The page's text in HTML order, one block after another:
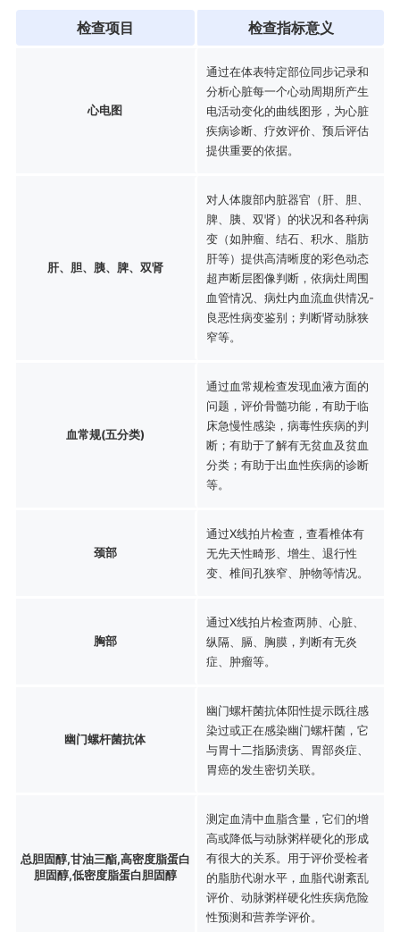
检查项目 检查指标意义
心电图
通过在体表特定部位同步记录和
分析心脏每一个心动周期所产生
电活动变化的曲线图形，为心脏
疾病诊断、疗效评价、预后评估
提供重要的依据。
肝、胆、胰、脾、双肾
对人体腹部内脏器官（肝、胆、
脾、胰、双肾）的状况和各种病
变（如肿瘤、结石、积水、脂肪
肝等）提供高清晰度的彩色动态
超声断层图像判断，依病灶周围
血管情况、病灶内血流血供情况-
良恶性病变鉴别；判断肾动脉狭
窄等。
血常规(五分类)
通过血常规检查发现血液方面的
问题，评价骨髓功能，有助于临
床急慢性感染，病毒性疾病的判
断；有助于了解有无贫血及贫血
分类；有助于出血性疾病的诊断
等。
颈部
通过X线拍片检查，查看椎体有
无先天性畸形、增生、退行性
变、椎间孔狭窄、肿物等情况。
胸部
通过X线拍片检查两肺、心脏、
纵隔、膈、胸膜，判断有无炎
症、肿瘤等。
幽门螺杆菌抗体
幽门螺杆菌抗体阳性提示既往感
染过或正在感染幽门螺杆菌，它
与胃十二指肠溃疡、胃部炎症、
胃癌的发生密切关联。
总胆固醇,甘油三酯,高密度脂蛋白
胆固醇,低密度脂蛋白胆固醇
测定血清中血脂含量，它们的增
高或降低与动脉粥样硬化的形成
有很大的关系。用于评价受检者
的脂肪代谢水平，血脂代谢紊乱
评价、动脉粥样硬化性疾病危险
性预测和营养学评价。